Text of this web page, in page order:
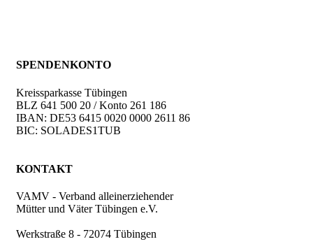
SPENDENKONTO
Kreissparkasse Tübingen
BLZ 641 500 20 / Konto 261 186
IBAN: DE53 6415 0020 0000 2611 86
BIC: SOLADES1TUB
KONTAKT
VAMV - Verband alleinerziehender
Mütter und Väter Tübingen e.V.
Werkstraße 8 - 72074 Tübingen